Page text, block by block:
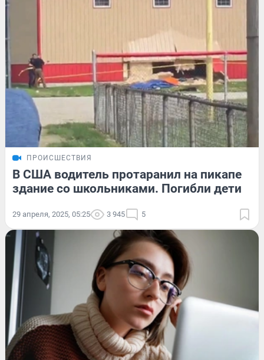
ПРОИСШЕСТВИЯ
В США водитель протаранил на пикапе
здание со школьниками. Погибли дети
29 апреля, 2025, 05:25 3 945 5